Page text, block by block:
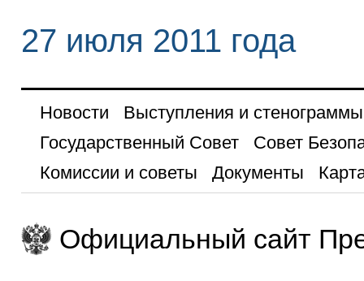
27 июля 2011 года
Новости
Выступления и стенограммы
Государственный Совет
Совет
Комиссии и советы
Документы
Официальный сайт